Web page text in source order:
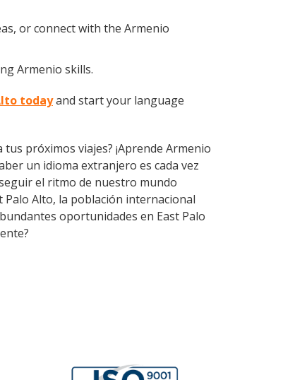
or connect with the Armenio
Armenio skills.
todayand start your language
próximos viajes? ¡Aprende Armenio
un idioma extranjero es cada vez
el ritmo de nuestro mundo
Alto, la población internacional
oportunidades en East Palo